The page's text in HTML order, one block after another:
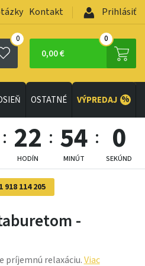
Kontakt Prihlásiť
0
0,00 €
0
OSTATNÉ VÝPREDAJ %
22
HODÍN
53
MINÚT
58
SEKÚND
918 114 205
-
príjemnú relaxáciu.Viac